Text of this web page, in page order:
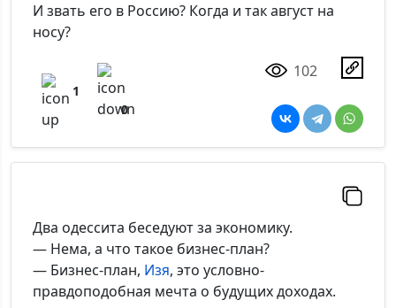
И звать его в Россию? Когда и так август на
носу?
1
0
102
Два одессита беседуют за экономику.
— Нема, а что такое бизнес-план?
— Бизнес-план, Изя, это условно-
правдоподобная мечта о будущих доходах.